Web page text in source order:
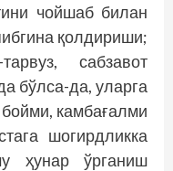
чойшаб билан
қолдириши;
сабзавот
бўлса-да, уларга
камбағалми
шогирдликка
ҳунар ўрганиш